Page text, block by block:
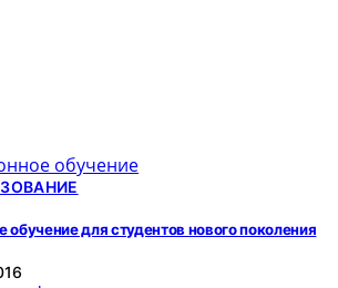
обучение для студентов нового поколения